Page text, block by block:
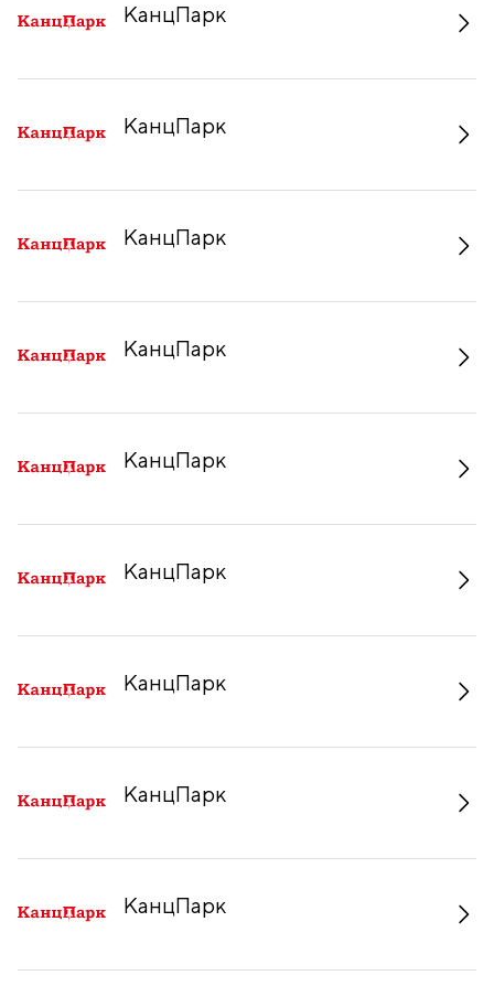
КанцПарк
КанцПарк
КанцПарк
КанцПарк
КанцПарк
КанцПарк
КанцПарк
КанцПарк
КанцПарк